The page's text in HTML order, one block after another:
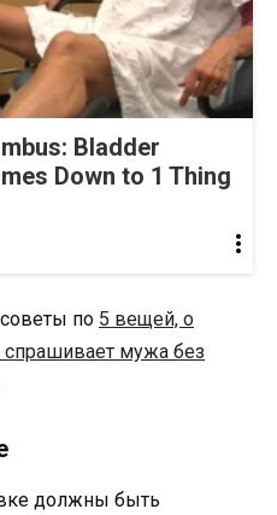
Bladder
Down to 1 Thing
по 5 вещей, о
мужа без
должны быть